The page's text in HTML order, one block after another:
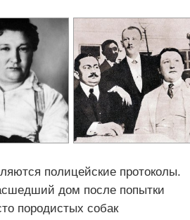
полицейские протоколы.
дом после попытки
породистых собак